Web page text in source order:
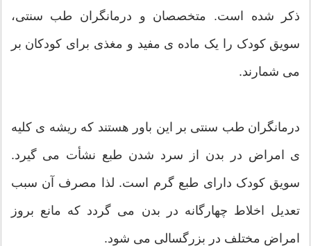
ذکر شده است. متخصصان و درمانگران طب سنتی،
سویق کودک را یک ماده ی مفید و مغذی برای کودکان بر
می شمارند.
درمانگران طب سنتی بر این باور هستند که ریشه ی کلیه
ی امراض در بدن از سرد شدن طبع نشأت می گیرد.
سویق کودک دارای طبع گرم است. لذا مصرف آن سبب
تعدیل اخلاط چهارگانه در بدن می گردد که مانع بروز
امراض مختلف در بزرگسالی می شود.